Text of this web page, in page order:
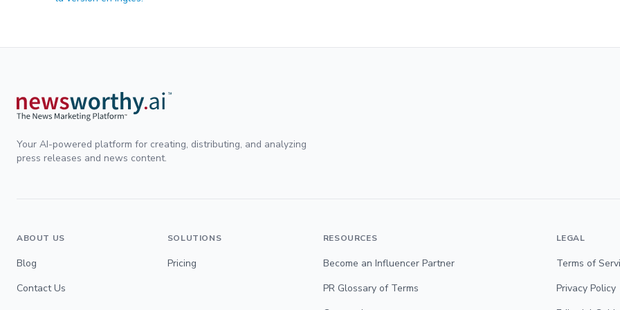
Your AI-powered platform for creating, distributing, and analyzing
press releases and news content.
ABOUT US
Blog
Contact Us
SOLUTIONS
Pricing
RESOURCES
Become an Influencer Partner
PR Glossary of Terms
LEGAL
Terms of
Privacy Policy